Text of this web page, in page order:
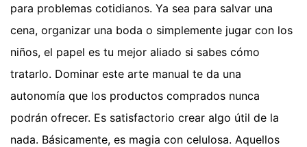
para problemas cotidianos. Ya sea para salvar una
cena, organizar una boda o simplemente jugar con los
niños, el papel es tu mejor aliado si sabes cómo
tratarlo. Dominar este arte manual te da una
autonomía que los productos comprados nunca
podrán ofrecer. Es satisfactorio crear algo útil de la
nada. Básicamente, es magia con celulosa. Aquellos